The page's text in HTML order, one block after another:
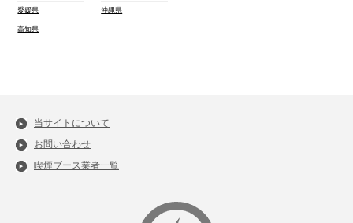
愛媛県
高知県
沖縄県
当サイトについて
お問い合わせ
喫煙ブース業者一覧